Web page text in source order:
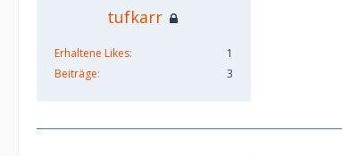
tufkarr
Erhaltene Likes
1
Beiträge
3